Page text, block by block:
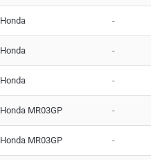
Honda -
Honda -
Honda -
Honda MR03GP -
Honda MR03GP -